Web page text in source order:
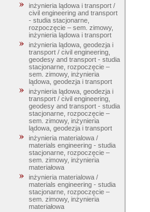
inżynieria lądowa i transport /
civil engineering and transport
- studia stacjonarne,
rozpoczęcie – sem. zimowy,
inżynieria lądowa i transport
inżynieria lądowa, geodezja i
transport / civil engineering,
geodesy and transport - studia
stacjonarne, rozpoczęcie –
sem. zimowy, inżynieria
lądowa, geodezja i transport
inżynieria lądowa, geodezja i
transport / civil engineering,
geodesy and transport - studia
stacjonarne, rozpoczęcie –
sem. zimowy, inżynieria
lądowa, geodezja i transport
inżynieria materialowa /
materials engineering - studia
stacjonarne, rozpoczęcie –
sem. zimowy, inżynieria
materiałowa
inżynieria materialowa /
materials engineering - studia
stacjonarne, rozpoczęcie –
sem. zimowy, inżynieria
materiałowa